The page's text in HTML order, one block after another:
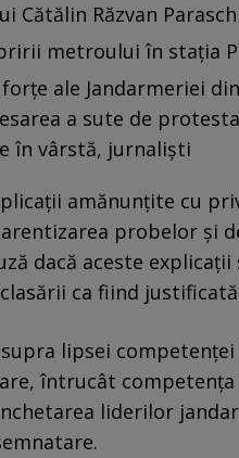
Cătălin Răzvan
metroului în staţia
ale Jandarmeriei
a sute de
în vârstă, jurnalişti
amănunţite cu
probelor şi
dacă aceste
ca fiind
lipsei
întrucât
liderilor